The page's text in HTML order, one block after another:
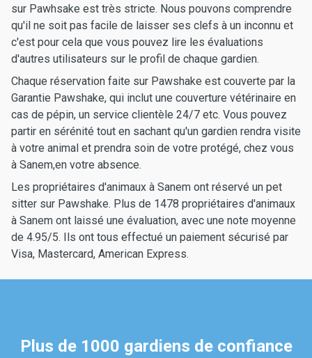
sur Pawhsake est très stricte. Nous pouvons comprendre
qu'il ne soit pas facile de laisser ses clefs à un inconnu et
c'est pour cela que vous pouvez lire les évaluations
d'autres utilisateurs sur le profil de chaque gardien.
Chaque réservation faite sur Pawshake est couverte par la
Garantie Pawshake, qui inclut une couverture vétérinaire en
cas de pépin, un service clientèle 24/7 etc. Vous pouvez
partir en sérénité tout en sachant qu'un gardien rendra visite
à votre animal et prendra soin de votre protégé, chez vous
à Sanem,en votre absence.
Les propriétaires d'animaux à Sanem ont réservé un pet
sitter sur Pawshake. Plus de 1478 propriétaires d'animaux
à Sanem ont laissé une évaluation, avec une note moyenne
de 4.95/5. Ils ont tous effectué un paiement sécurisé par
Visa, Mastercard, American Express.
Plus de 1000 gardiens de confiance